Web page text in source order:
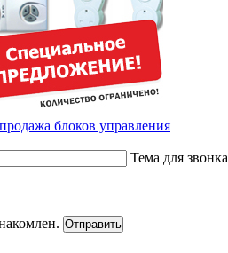
блоков управления
Тема для звонка
Отправить